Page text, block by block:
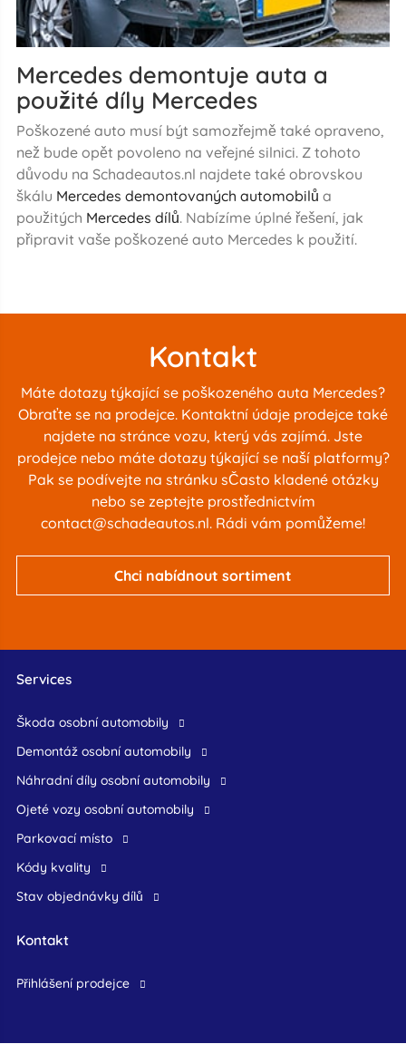
Mercedes demontuje auta a
použité díly Mercedes
Poškozené auto musí být samozřejmě také opraveno,
než bude opět povoleno na veřejné silnici. Z tohoto
důvodu na Schadeautos.nl najdete také obrovskou
škálu Mercedes demontovaných automobilů a
použitých Mercedes dílů. Nabízíme úplné řešení, jak
připravit vaše poškozené auto Mercedes k použití.
Kontakt
Máte dotazy týkající se poškozeného auta Mercedes?
Obraťte se na prodejce. Kontaktní údaje prodejce také
najdete na stránce vozu, který vás zajímá. Jste
prodejce nebo máte dotazy týkající se naší platformy?
Pak se podívejte na stránku sČasto kladené otázky
nebo se zeptejte prostřednictvím
contact@schadeautos.nl. Rádi vám pomůžeme!
Chci nabídnout sortiment
Services
škoda osobní automobily
demontáž osobní automobily
náhradní díly osobní automobily
ojeté vozy osobní automobily
Parkovací místo
Kódy kvality
Stav objednávky dílů
Kontakt
přihlášení prodejce